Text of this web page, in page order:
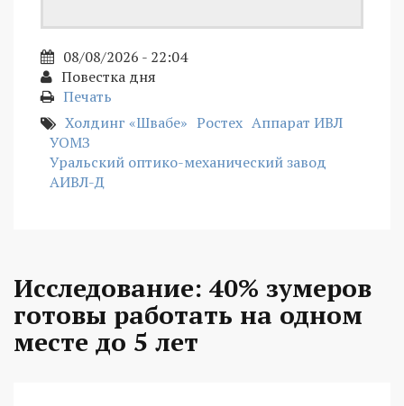
08/08/2026 - 22:04
Повестка дня
Печать
Холдинг «Швабе» Ростех Аппарат ИВЛ
УОМЗ
Уральский оптико-механический завод
АИВЛ-Д
Исследование: 40% зумеров
готовы работать на одном
месте до 5 лет